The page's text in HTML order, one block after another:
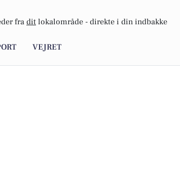
fra dit lokalområde - direkte i din indbakke
VEJRET